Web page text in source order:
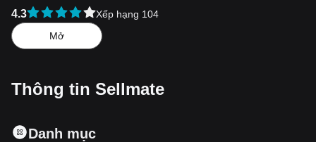
4.3
Xếp hạng 104
Mở
Thông tin Sellmate
Danh mục